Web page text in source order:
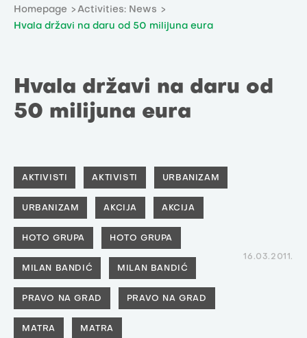
Homepage
Activities: News
Hvala državi na daru od 50 milijuna eura
Hvala državi na daru od
50 milijuna eura
AKTIVISTI AKTIVISTI URBANIZAM
URBANIZAM AKCIJA AKCIJA
HOTO GRUPA HOTO GRUPA
MILAN BANDIĆ MILAN BANDIĆ
PRAVO NA GRAD PRAVO NA GRAD
MATRA MATRA
16.03.2011.